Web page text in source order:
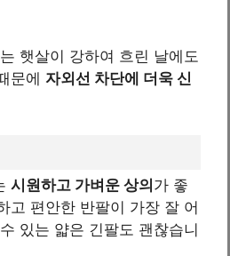
햇살이 강하여 흐린 날에도
문에 자외선 차단에 더욱 신
시원하고 가벼운 상의가 좋
고 편안한 반팔이 가장 잘 어
있는 얇은 긴팔도 괜찮습니